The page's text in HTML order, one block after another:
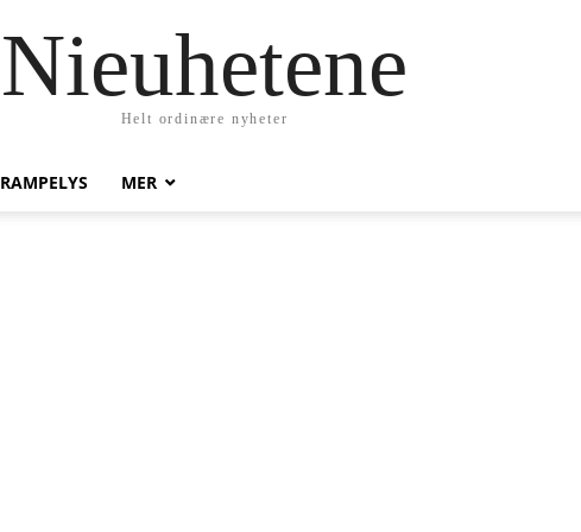
Nieuhetene
Helt ordinære nyheter
RAMPELYS MER